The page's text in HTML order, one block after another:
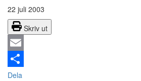
22 juli 2003
Skriv ut
Email
Dela